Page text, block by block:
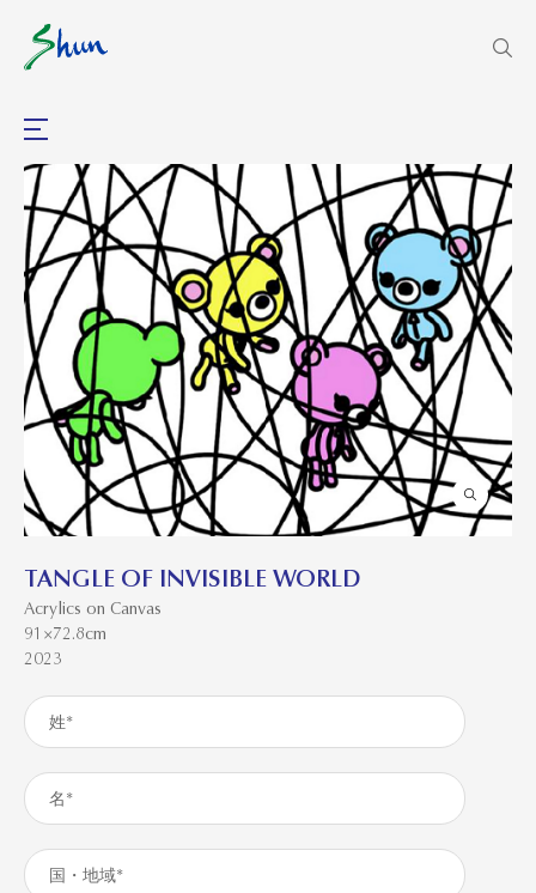
TANGLE OF INVISIBLE WORLD
Acrylics on Canvas
91×72.8cm
2023